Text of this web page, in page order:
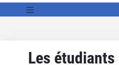
Les